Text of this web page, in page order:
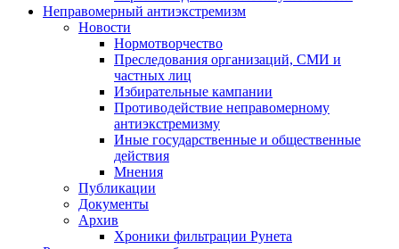
Неправомерный антиэкстремизм
Новости
Нормотворчество
Преследования организаций, СМИ и
частных лиц
Избирательные кампании
Противодействие неправомерному
антиэкстремизму
Иные государственные и общественные
действия
Мнения
Публикации
Документы
Архив
Хроники фильтрации Рунета